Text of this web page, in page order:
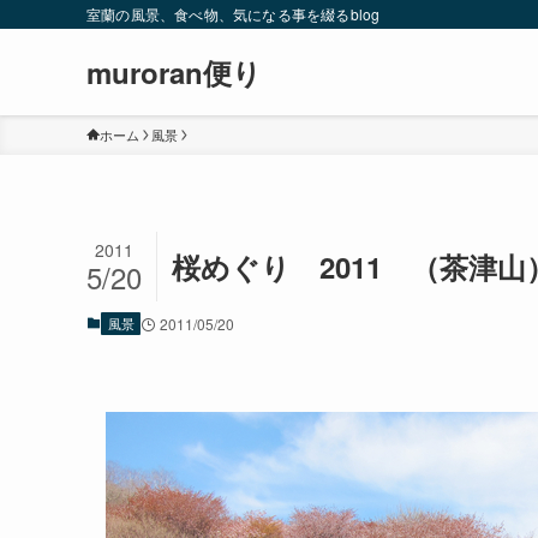
室蘭の風景、食べ物、気になる事を綴るblog
muroran便り
ホーム 風景
桜めぐり 2011 （茶津山
2011
5/20
風景 2011/05/20